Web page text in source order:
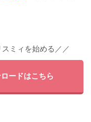
ミィを始める／／
ードはこちら